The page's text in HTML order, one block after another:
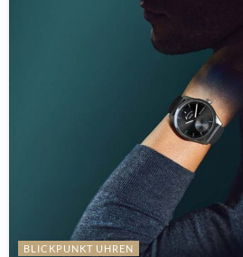
BLICKPUNKT UHREN